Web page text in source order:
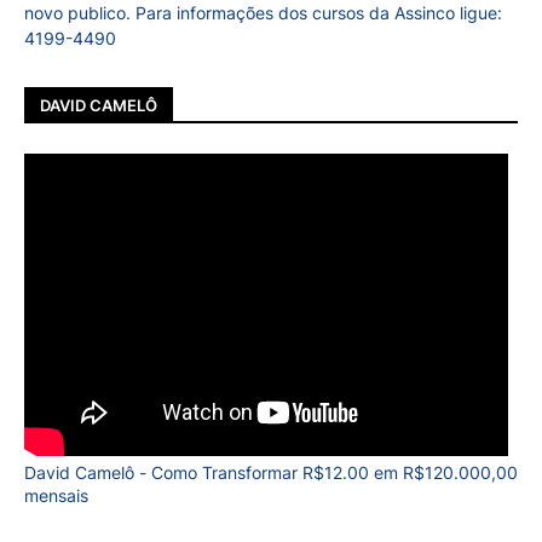
novo publico. Para informações dos cursos da Assinco ligue:
4199-4490
DAVID CAMELÔ
David Camelô - Como Transformar R$12.00 em R$120.000,00
mensais